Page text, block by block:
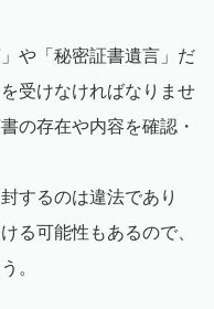
や「秘密証書遺言」だ
受けなければなりませ
の存在や内容を確認・
するのは違法であり
る可能性もあるので、
。